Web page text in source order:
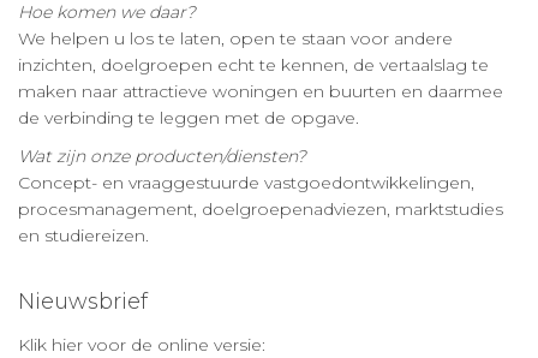
Hoe komen we daar?
We helpen u los te laten, open te staan voor andere
inzichten, doelgroepen echt te kennen, de vertaalslag te
maken naar attractieve woningen en buurten en daarmee
de verbinding te leggen met de opgave.
Wat zijn onze producten/diensten?
Concept- en vraaggestuurde vastgoedontwikkelingen,
procesmanagement, doelgroepenadviezen, marktstudies
en studiereizen.
Nieuwsbrief
Klik hier voor de online versie: